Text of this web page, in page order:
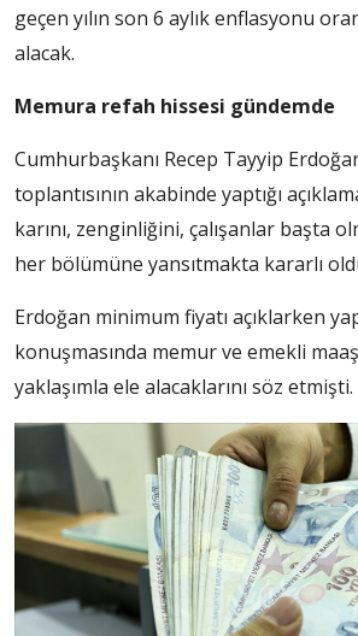
geçen yılın son 6 aylık enflasyonu
alacak.
Memura refah hissesi gündemde
Cumhurbaşkanı Recep Tayyip
toplantısının akabinde yaptığı
karını, zenginliğini, çalışanlar başta
her bölümüne yansıtmakta kararlı
Erdoğan minimum fiyatı açıklarken
konuşmasında memur ve emekli
yaklaşımla ele alacaklarını söz etmişti.